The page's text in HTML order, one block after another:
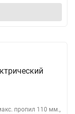
пропил 110 мм.,